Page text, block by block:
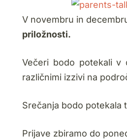
V novembru in
priložnosti.
Večeri bodo potekali v
različnimi izzivi na
Srečanja bodo potekala
Prijave zbiramo do